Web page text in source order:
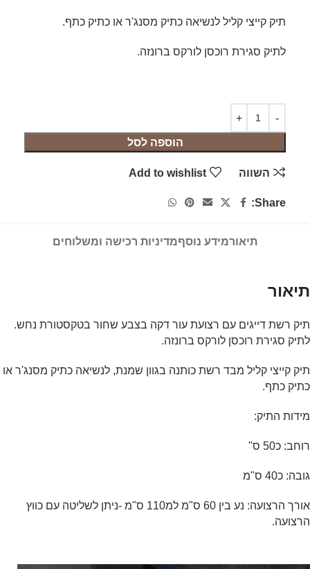
תיק קייצי קליל לנשיאה כתיק מסנג'ר או כתיק כתף.
לתיק סגירת רוכסן לורקס ברונזה.
הוספה לסל
השווה Add to wishlist
Share:
תיאורמידע נוסףמדיניות רכישה ומשלוחים
תיאור
תיק רשת דייגים עם רצועת עור דקה בצבע שחור בטקסטורת נחש.
לתיק סגירת רוכסן לורקס ברונזה.
תיק קייצי קליל מבד רשת כותנה בגוון שמנת, לנשיאה כתיק מסנג'ר או
כתיק כתף.
מידות התיק:
רוחב: כ50 ס"
גובה: כ40 ס"מ
אורך הרצועה: נע בין 60 ס"מ למ110 ס"מ -ניתן לשליטה עם כווץ
הרצועה.